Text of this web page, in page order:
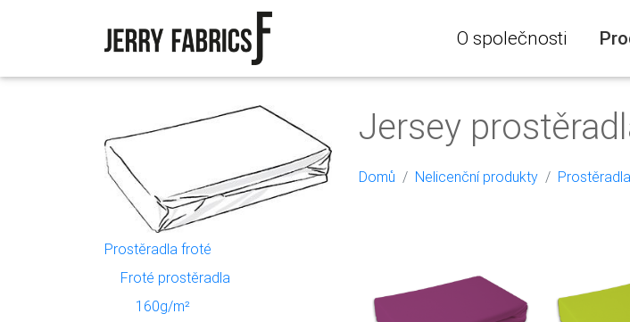
O společnosti
Jersey
Domů Nelicenční produkty
Prostěradla froté
Froté prostěradla
160g/m²